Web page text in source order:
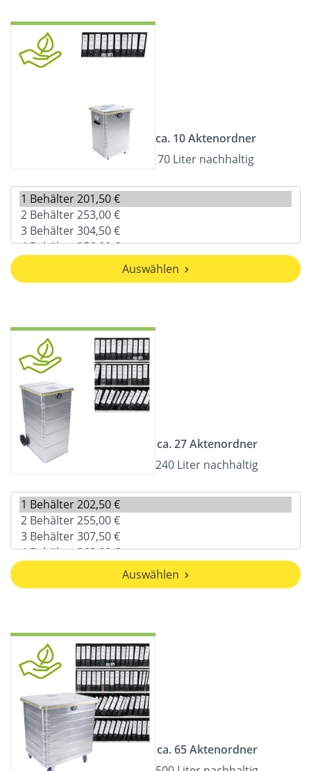
ca. 10 Aktenordner
70 Liter nachhaltig
Auswählen
ca. 27 Aktenordner
240 Liter nachhaltig
Auswählen
ca. 65 Aktenordner